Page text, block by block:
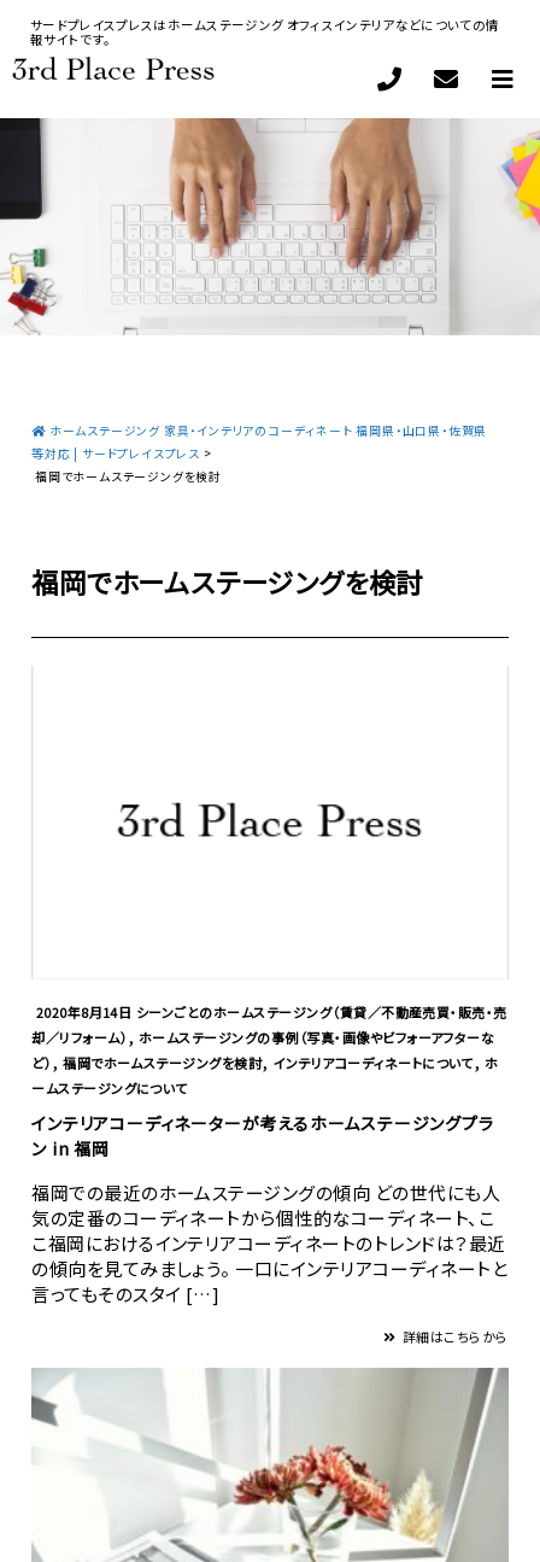
サードプレイスプレスはホームステージング オフィスインテリアなどについての情
報サイトです。
ホームステージング 家具・インテリアのコーディネート 福岡県・山口県・佐賀県
等対応 | サードプレイスプレス >
福岡でホームステージングを検討
福岡でホームステージングを検討
2020年8月14日 シーンごとのホームステージング（賃貸／不動産売買・販売・売
却／リフォーム） , ホームステージングの事例（写真・画像やビフォーアフターな
ど） ,福岡でホームステージングを検討, インテリアコーディネートについて, ホ
ームステージングについて
インテリアコーディネーターが考えるホームステージングプラ
ン in 福岡
福岡での最近のホームステージングの傾向 どの世代にも人
気の定番のコーディネートから個性的なコーディネート、こ
こ福岡におけるインテリアコーディネートのトレンドは？最近
の傾向を見てみましょう。 一口にインテリアコーディネートと
言ってもそのスタイ […]
詳細はこちらから